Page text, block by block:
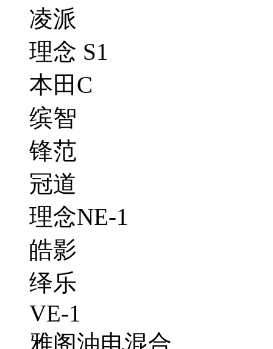
凌派
理念 S1
本田C
缤智
锋范
冠道
理念NE-1
皓影
绎乐
VE-1
雅阁油电混合